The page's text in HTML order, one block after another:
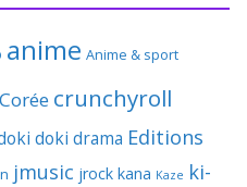
anime Anime & sport
Corée crunchyroll
doki drama Editions
jmusic jrock kana Kaze ki-